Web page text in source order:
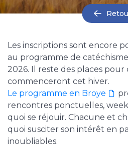
Les inscriptions sont encore
au programme de
2026. Il reste des places
commenceront cet hiver.
Le programme en Broye
rencontres ponctuelles,
quoi se réjouir. Chacune et
quoi susciter son intérêt en
inoubliables.